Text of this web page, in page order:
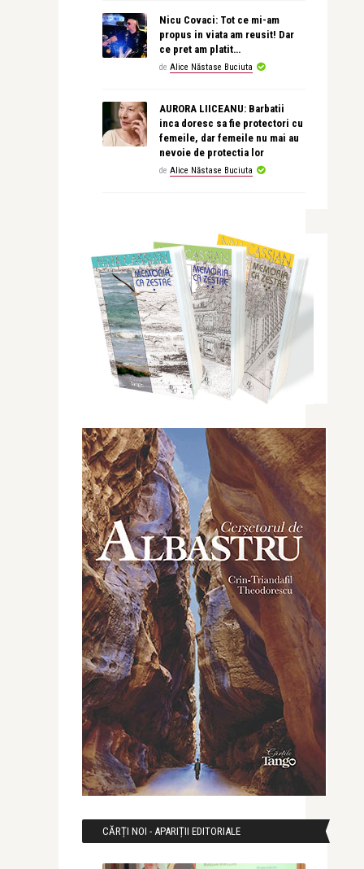
Nicu Covaci: Tot ce mi-am
propus in viata am reusit! Dar
ce pret am platit…
de Alice Năstase Buciuta
AURORA LIICEANU: Barbatii
inca doresc sa fie protectori cu
femeile, dar femeile nu mai au
nevoie de protectia lor
de Alice Năstase Buciuta
CĂRȚI NOI - APARIȚII EDITORIALE